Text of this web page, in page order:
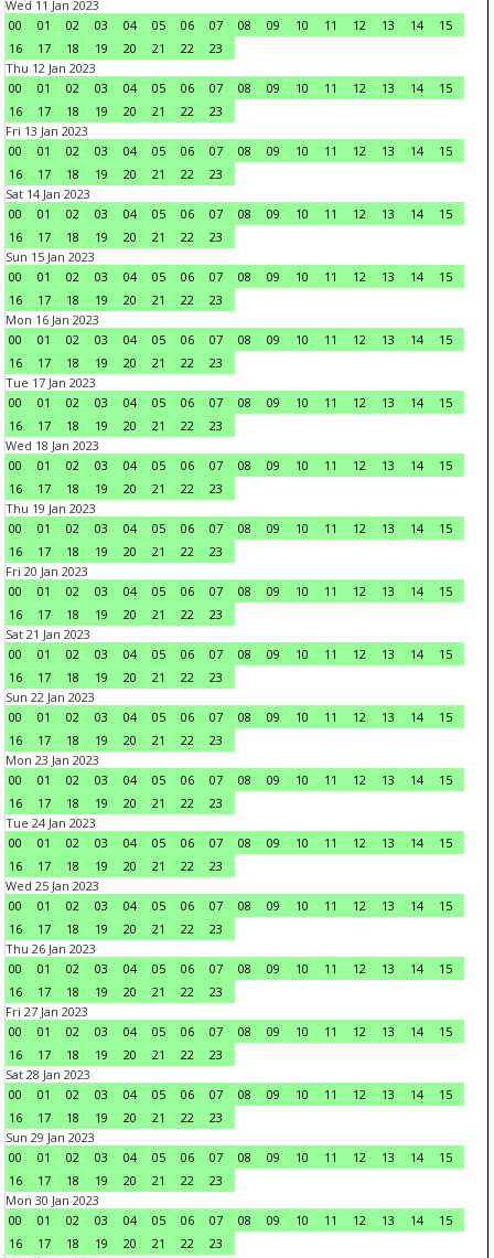
Wed 11 Jan 2023
00
01 02 03 04 05 06 07 08 09 10 11 12 13 14
15
16
17 18 19 20 21 22
23
Thu 12 Jan 2023
00
01 02 03 04 05 06 07 08 09 10 11 12 13 14
15
16
17 18 19 20 21 22
23
Fri 13 Jan 2023
00
01 02 03 04 05 06 07 08 09 10 11 12 13 14
15
16
17 18 19 20 21 22
23
Sat 14 Jan 2023
00
01 02 03 04 05 06 07 08 09 10 11 12 13 14
15
16
17 18 19 20 21 22
23
Sun 15 Jan 2023
00
01 02 03 04 05 06 07 08 09 10 11 12 13 14
15
16
17 18 19 20 21 22
23
Mon 16 Jan 2023
00
01 02 03 04 05 06 07 08 09 10 11 12 13 14
15
16
17 18 19 20 21 22
23
Tue 17 Jan 2023
00
01 02 03 04 05 06 07 08 09 10 11 12 13 14
15
16
17 18 19 20 21 22
23
Wed 18 Jan 2023
00
01 02 03 04 05 06 07 08 09 10 11 12 13 14
15
16
17 18 19 20 21 22
23
Thu 19 Jan 2023
00
01 02 03 04 05 06 07 08 09 10 11 12 13 14
15
16
17 18 19 20 21 22
23
Fri 20 Jan 2023
00
01 02 03 04 05 06 07 08 09 10 11 12 13 14
15
16
17 18 19 20 21 22
23
Sat 21 Jan 2023
00
01 02 03 04 05 06 07 08 09 10 11 12 13 14
15
16
17 18 19 20 21 22
23
Sun 22 Jan 2023
00
01 02 03 04 05 06 07 08 09 10 11 12 13 14
15
16
17 18 19 20 21 22
23
Mon 23 Jan 2023
00
01 02 03 04 05 06 07 08 09 10 11 12 13 14
15
16
17 18 19 20 21 22
23
Tue 24 Jan 2023
00
01 02 03 04 05 06 07 08 09 10 11 12 13 14
15
16
17 18 19 20 21 22
23
Wed 25 Jan 2023
00
01 02 03 04 05 06 07 08 09 10 11 12 13 14
15
16
17 18 19 20 21 22
23
Thu 26 Jan 2023
00
01 02 03 04 05 06 07 08 09 10 11 12 13 14
15
16
17 18 19 20 21 22
23
Fri 27 Jan 2023
00
01 02 03 04 05 06 07 08 09 10 11 12 13 14
15
16
17 18 19 20 21 22
23
Sat 28 Jan 2023
00
01 02 03 04 05 06 07 08 09 10 11 12 13 14
15
16
17 18 19 20 21 22
23
Sun 29 Jan 2023
00
01 02 03 04 05 06 07 08 09 10 11 12 13 14
15
16
17 18 19 20 21 22
23
Mon 30 Jan 2023
00
01 02 03 04 05 06 07 08 09 10 11 12 13 14
15
16
17 18 19 20 21 22
23